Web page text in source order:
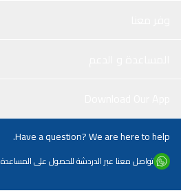
Have a question? We are here to help.
تواصل معنا عبر الدردشة للحصول على المساعدة